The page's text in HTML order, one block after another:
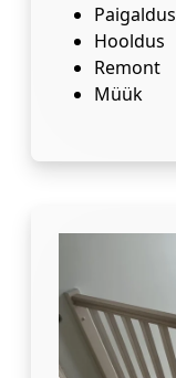
Paigaldus
Hooldus
Remont
Müük